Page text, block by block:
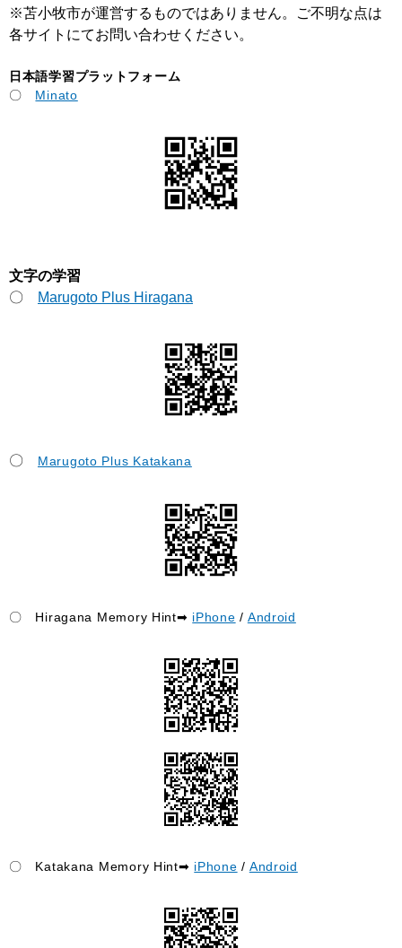
※苫小牧市が運営するものではありません。ご不明な点は
各サイトにてお問い合わせください。
日本語学習プラットフォーム
〇 Minato
文字の学習
〇
Marugoto Plus Hiragana
〇 Marugoto Plus Katakana
〇 Hiragana Memory Hint➡ iPhone / Android
〇 Katakana Memory Hint➡ iPhone / Android